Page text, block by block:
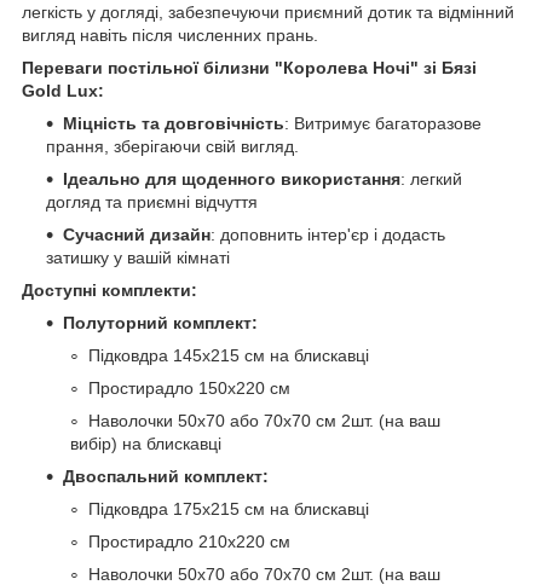
легкість у догляді, забезпечуючи приємний дотик та відмінний
вигляд навіть після численних прань.
Переваги постільної білизни "Королева Ночі" зі Бязі
Gold Lux:
Міцність та довговічність: Витримує багаторазове
прання, зберігаючи свій вигляд.
Ідеально для щоденного використання: легкий
догляд та приємні відчуття
Сучасний дизайн: доповнить інтер'єр і додасть
затишку у вашій кімнаті
Доступні комплекти:
Полуторний комплект:
Підковдра 145х215 см на блискавці
Простирадло 150х220 см
Наволочки 50х70 або 70х70 см 2шт. (на ваш
вибір) на блискавці
Двоспальний комплект:
Підковдра 175х215 см на блискавці
Простирадло 210х220 см
Наволочки 50х70 або 70х70 см 2шт. (на ваш